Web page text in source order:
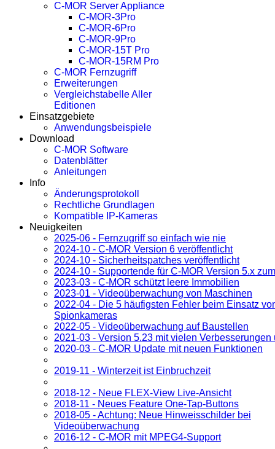
C-MOR Server Appliance
C-MOR-3Pro
C-MOR-6Pro
C-MOR-9Pro
C-MOR-15T Pro
C-MOR-15RM Pro
C-MOR Fernzugriff
Erweiterungen
Vergleichstabelle Aller
Editionen
Einsatzgebiete
Anwendungsbeispiele
Download
C-MOR Software
Datenblätter
Anleitungen
Info
Änderungsprotokoll
Rechtliche Grundlagen
Kompatible IP-Kameras
Neuigkeiten
2025-06 - Fernzugriff so einfach wie nie
2024-10 - C-MOR Version 6 veröffentlicht
2024-10 - Sicherheitspatches veröffentlicht
2024-10 - Supportende für C-MOR Version 5.x
2023-03 - C-MOR schützt leere Immobilien
2023-01 - Videoüberwachung von Maschinen
2022-04 - Die 5 häufigsten Fehler beim Einsatz
Spionkameras
2022-05 - Videoüberwachung auf Baustellen
2021-03 - Version 5.23 mit vielen Verbesserungen
2020-03 - C-MOR Update mit neuen Funktionen
2019-11 - Winterzeit ist Einbruchzeit
2018-12 - Neue FLEX-View Live-Ansicht
2018-11 - Neues Feature One-Tap-Buttons
2018-05 - Achtung: Neue Hinweisschilder bei
Videoüberwachung
2016-12 - C-MOR mit MPEG4-Support